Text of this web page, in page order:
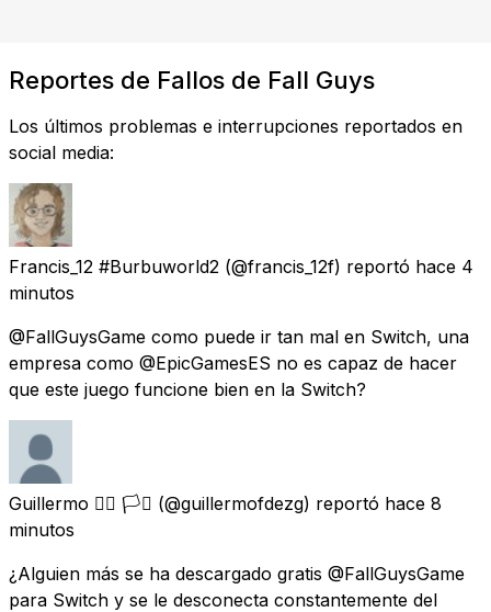
Reportes de Fallos de Fall Guys
Los últimos problemas e interrupciones reportados en
social media:
Francis_12 #Burbuworld2 (@francis_12f) reportó hace 4
minutos
@FallGuysGame como puede ir tan mal en Switch, una
empresa como @EpicGamesES no es capaz de hacer
que este juego funcione bien en la Switch?
Guillermo 🏳️‍🌈 🏳️‍⚧️ (@guillermofdezg) reportó hace 8
minutos
¿Alguien más se ha descargado gratis @FallGuysGame
para Switch y se le desconecta constantemente del